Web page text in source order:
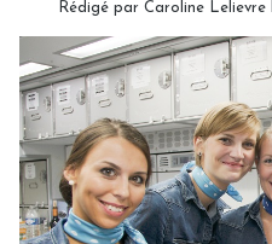
Rédigé par Caroline Lelievre